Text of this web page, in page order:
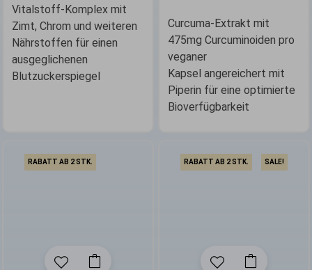
Vitalstoff-Komplex mit
Zimt, Chrom und weiteren
Nährstoffen für einen
ausgeglichenen
Blutzuckerspiegel
Curcuma-Extrakt mit
475mg Curcuminoiden pro
veganer
Kapsel angereichert mit
Piperin für eine optimierte
Bioverfügbarkeit
RABATT AB 2 STK. RABATT AB 2 STK. SALE!